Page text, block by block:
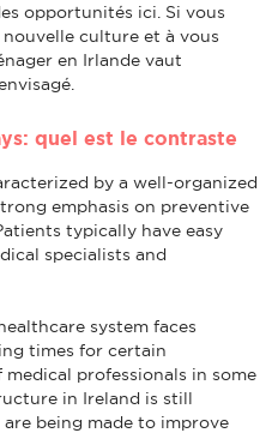
opportunités ici. Si vous
culture et à vous
en Irlande vaut
quel est le contraste
by a well-organized
emphasis on preventive
typically have easy
specialists and
system faces
times for certain
professionals in some
in Ireland is still
being made to improve